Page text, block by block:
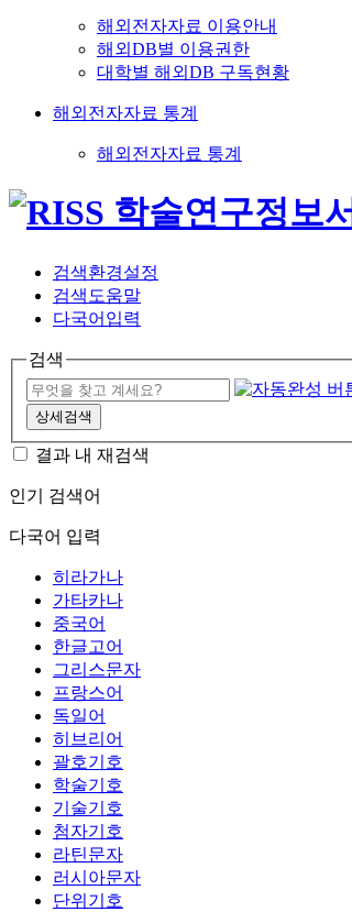
해외전자자료 이용안내
해외DB별 이용권한
대학별 해외DB 구독현황
해외전자자료 통계
해외전자자료 통계
검색환경설정
검색도움말
다국어입력
검색
상세검색
결과 내 재검색
인기 검색어
다국어 입력
히라가나
가타카나
중국어
한글고어
그리스문자
프랑스어
독일어
히브리어
괄호기호
학술기호
기술기호
첨자기호
라틴문자
러시아문자
단위기호